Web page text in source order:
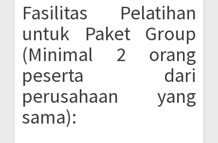
Fasilitas Pelatihan
untuk Paket Group
(Minimal 2 orang
peserta dari
perusahaan yang
sama):